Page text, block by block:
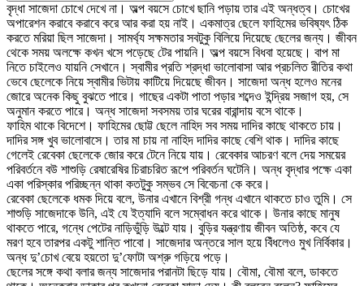
বৃদ্ধা সাজেদা চোখে দেখে না। অল্প বয়সে চোখে ছানি পড়ায় তার এই অন্ধত্ব। চোখের
অপারেশন করাবে করাবে করে আর করা হয় নাই। একমাত্র ছেলে ফাহিমের ভবিষ্যৎ ঠিক
করতে মরিয়া ছিল সাজেদা। সামর্থ্য সক্ষমতার সবটুকু বিলিয়ে দিয়েছে ছেলের জন্য। জীবন
থেকে সময় অলক্ষে কখন খসে পড়েছে টের পায়নি। অল্প বয়সে বিধবা হয়েছে। বাপ মা
নিতে চাইলেও যায়নি সেখানে। স্বামীর প্রতি শ্রদ্ধা ভালোবাসা আর প্রচলিত রীতির কথা
ভেবে ছেলেকে নিয়ে স্বামীর ভিটায় কাটিয়ে দিয়েছে জীবন। সাজেদা অন্ধ হলেও মনের
জোরে অনেক কিছু বুঝতে পারে। গাছের একটা পাতা পড়ার শব্দেও ইন্দ্রিয় সজাগ হয়, সে
অনুমান করতে পারে। অন্ধ সাজেদা সবসময় তার ঘরের বারান্দায় বসে থাকে।
ফাহিম থাকে বিদেশে। ফাহিমের ছোট্ট ছেলে নাহিদ সব সময় দাদির কাছে থাকতে চায়।
দাদির সঙ্গ খুব ভালোবাসে। তার মা চায় না নাহিদ দাদির কাছে বেশি থাক। দাদির কাছে
গেলেই রেবেকা ছেলেকে জোর করে টেনে নিয়ে যায়। রেবেকার আচরণ বলে দেয় সময়ের
পরিবর্তনে বউ শাশুড়ি রেষারেষির চিরাচরিত রূপে পরিবর্তন ঘটেনি। অন্ধ বৃদ্ধার পক্ষে একা
একা পরিস্কার পরিচ্ছন্ন থাকা কতটুকু সম্ভব সে বিবেচনা কে করে।
রেবেকা ছেলেকে ধমক দিয়ে বলে, উনার এখানে বিশ্রী গন্ধ এখানে থাকতে চাও তুমি। সে
শাশুড়ি সাজেদাকে উনি, এই যে ইত্যাদি বলে সম্বোধন করে থাকে। উনার কাছে মানুষ
থাকতে পারে, গন্ধে পেটের নাড়িভুঁড়ি উল্টে যায়। বুড়ির যন্ত্রণায় জীবন অতিষ্ঠ, কবে যে
মরণ হবে তারপর একটু শান্তি পাবো। সাজেদার অন্তরে সাল হয়ে বিঁধলেও মুখ নির্বিকার।
অন্ধ দু’চোখ বেয়ে হয়তো দু’ফোটা অশ্রু গড়িয়ে পড়ে।
ছেলের সঙ্গে কথা বলার জন্য সাজেদার পরানটা ছিড়ে যায়। বৌমা, বৌমা বলে, ডাকতে